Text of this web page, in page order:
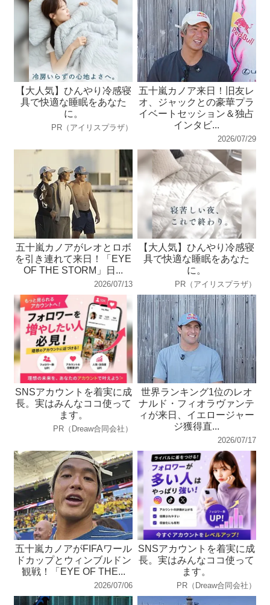
【大人気】ひんやり冷感寝
具で快適な睡眠をあなた
に。
PR（アイリスプラザ）
五十嵐カノア来日！旧友レ
オ、ジャックとの豪華プラ
イベートセッション＆独占
インタビ...
2026/07/29
五十嵐カノアがレオとロボ
を引き連れて来日！「EYE
OF THE STORM」日...
2026/07/13
【大人気】ひんやり冷感寝
具で快適な睡眠をあなた
に。
PR（アイリスプラザ）
SNSアカウントを着実に成
長。実はみんなココ使って
ます。
PR（Dreaw合同会社）
世界ランキング1位のレオ
ナルド・フィオラヴァンテ
ィが来日、イエロージャー
ジ獲得直...
2026/07/17
五十嵐カノアがFIFAワール
ドカップとウィンブルドン
観戦！「EYE OF THE...
2026/07/06
SNSアカウントを着実に成
長。実はみんなココ使って
ます。
PR（Dreaw合同会社）